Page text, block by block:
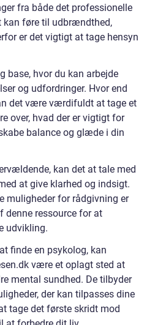
fra både det professionelle
kan føre til udbrændthed,
er det vigtigt at tage hensyn
base, hvor du kan arbejde
og udfordringer. Hvor end
det være værdifuldt at tage et
over, hvad der er vigtigt for
balance og glæde i din
kan det at tale med
at give klarhed og indsigt.
muligheder for rådgivning er
denne ressource for at
udvikling.
finde en psykolog, kan
være et oplagt sted at
mental sundhed. De tilbyder
der kan tilpasses dine
tage det første skridt mod